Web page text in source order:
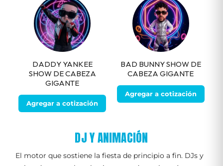
DADDY YANKEE
SHOW DE CABEZA
GIGANTE
Agregar a cotización
BAD BUNNY SHOW DE
CABEZA GIGANTE
Agregar a cotización
DJ Y ANIMACIÓN
El motor que sostiene la fiesta de principio a fin. DJs y